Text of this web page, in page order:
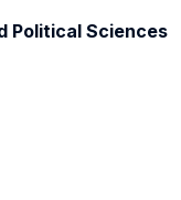
Political Sciences